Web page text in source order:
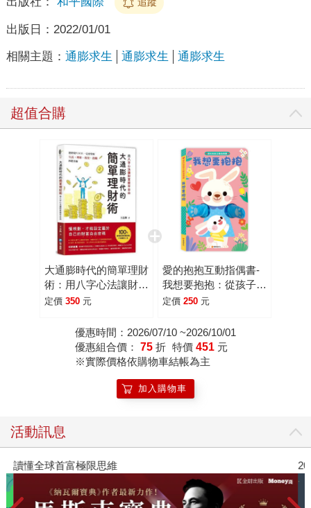
出版日： 2022/01/01
相關主題： 通膨求生 通膨求生 通膨求生
超值合購
大通膨時代的簡單理財
術：用八字心法讓財富
提早自由
定價 350 元
愛的抱抱互動指偶書-
我想要抱抱：從孩子視
角出發，認識7種心情
定價 250 元
優惠時間：2026/07/10 ~2026/10/01
優惠組合價： 75 折 特價 451 元
※實際價格依購物車結帳為主
加入購物車
活動訊息
讀懂全球首富極限思維